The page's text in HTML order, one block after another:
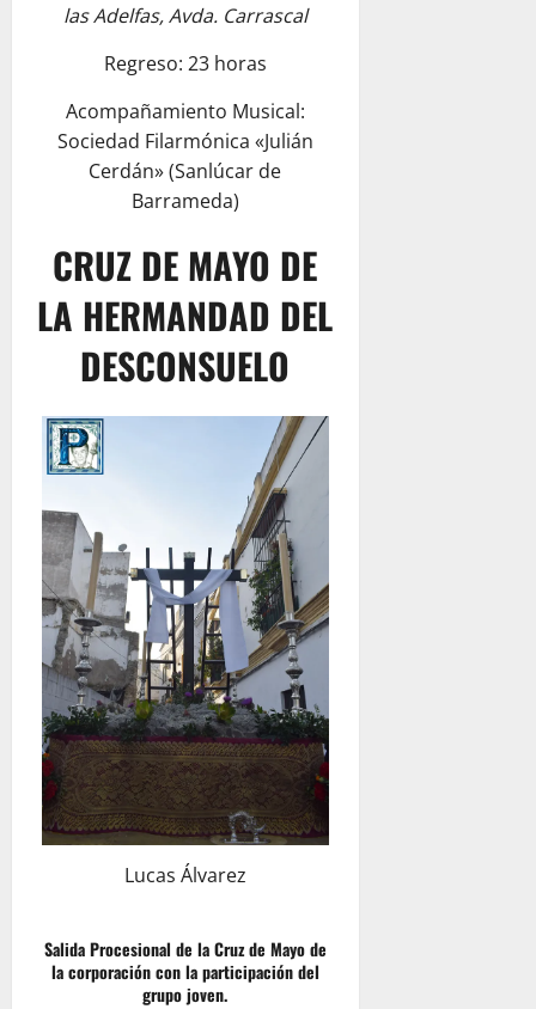
las Adelfas, Avda. Carrascal
Regreso: 23 horas
Acompañamiento Musical:
Sociedad Filarmónica «Julián
Cerdán» (Sanlúcar de
Barrameda)
CRUZ DE MAYO DE
LA HERMANDAD DEL
DESCONSUELO
Lucas Álvarez
Salida Procesional de la Cruz de Mayo de
la corporación con la participación del
grupo joven.